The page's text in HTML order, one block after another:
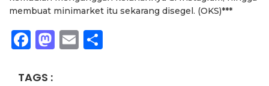
membuat minimarket itu sekarang disegel. (OKS)***
Facebook
Mastodon
Email
TAGS :